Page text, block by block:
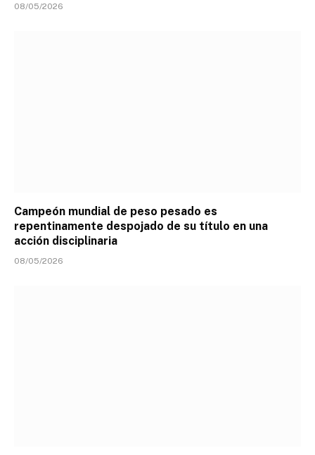
08/05/2026
Campeón mundial de peso pesado es
repentinamente despojado de su título en una
acción disciplinaria
08/05/2026